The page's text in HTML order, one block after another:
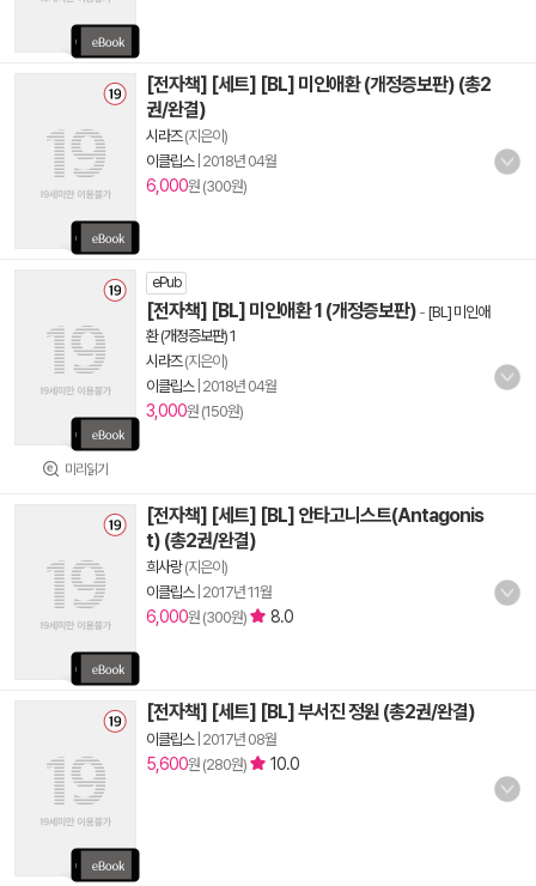
[전자책] [세트] [BL] 미인애환 (개정증보판) (총2
권/완결)
시라즈(지은이)
이클립스| 2018년 04월
6,000원 (300원)
미리읽기
ePub
[전자책] [BL] 미인애환 1 (개정증보판) - [BL] 미인애
환 (개정증보판) 1
시라즈(지은이)
이클립스| 2018년 04월
3,000원 (150원)
[전자책] [세트] [BL] 안타고니스트(Antagonis
t) (총2권/완결)
희사랑(지은이)
이클립스| 2017년 11월
6,000원 (300원) 8.0
[전자책] [세트] [BL] 부서진 정원 (총2권/완결)
이클립스| 2017년 08월
5,600원 (280원) 10.0